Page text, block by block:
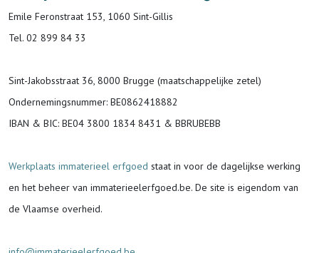
Emile Feronstraat 153, 1060 Sint-Gillis
Tel. 02 899 84 33
Sint-Jakobsstraat 36, 8000 Brugge (maatschappelijke zetel)
Ondernemingsnummer: BE0862418882
IBAN & BIC: BE04 3800 1834 8431 & BBRUBEBB
Werkplaats immaterieel erfgoed staat in voor de dagelijkse werking
en het beheer van immaterieelerfgoed.be. De site is eigendom van
de Vlaamse overheid.